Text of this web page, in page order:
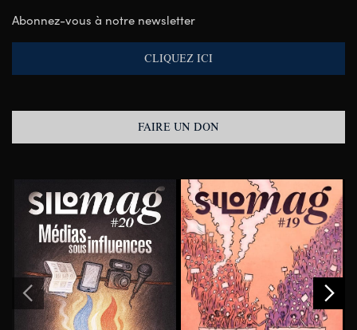
Abonnez-vous à notre newsletter
CLIQUEZ ICI
FAIRE UN DON